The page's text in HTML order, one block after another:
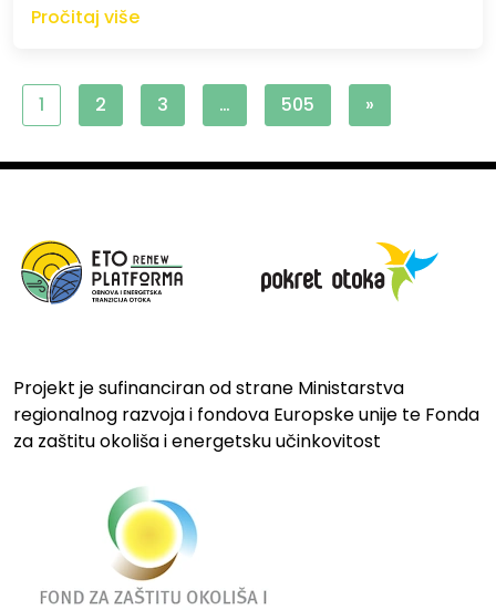
Pročitaj više
1 2 3 … 505 »
Projekt je sufinanciran od strane Ministarstva
regionalnog razvoja i fondova Europske unije te Fonda
za zaštitu okoliša i energetsku učinkovitost